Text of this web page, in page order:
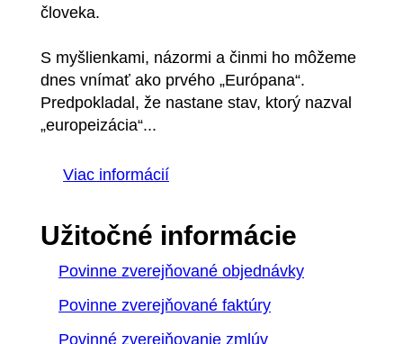
človeka.
S myšlienkami, názormi a činmi ho môžeme
dnes vnímať ako prvého „Európana“.
Predpokladal, že nastane stav, ktorý nazval
„europeizácia“...
Viac informácií
Užitočné informácie
Povinne zverejňované objednávky
Povinne zverejňované faktúry
Povinné zverejňovanie zmlúv